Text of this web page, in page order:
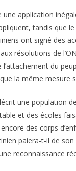
application
tandis que
ont signé des
résolutions de
du
la même mesure
une population
et des écoles
des corps
paiera-t-il de
reconnaissance